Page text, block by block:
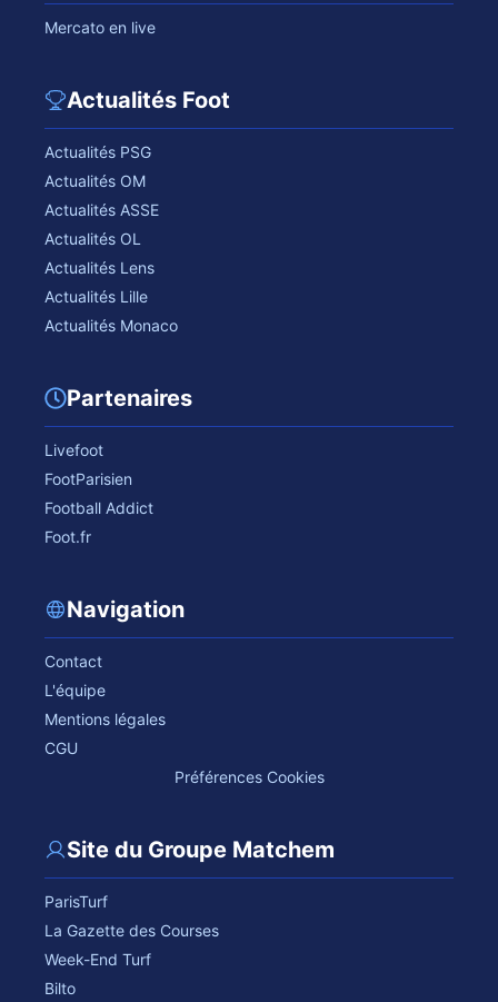
Mercato en live
Actualités Foot
Actualités PSG
Actualités OM
Actualités ASSE
Actualités OL
Actualités Lens
Actualités Lille
Actualités Monaco
Partenaires
Livefoot
FootParisien
Football Addict
Foot.fr
Navigation
Contact
L'équipe
Mentions légales
CGU
Préférences Cookies
Site du Groupe Matchem
ParisTurf
La Gazette des Courses
Week-End Turf
Bilto